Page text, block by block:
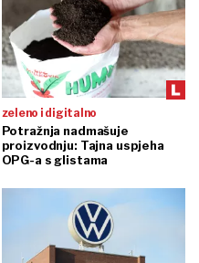
zeleno i digitalno
Potražnja nadmašuje
proizvodnju: Tajna uspjeha
OPG-a s glistama